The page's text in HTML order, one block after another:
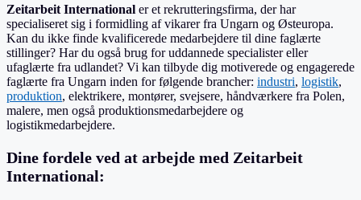
Zeitarbeit International er et rekrutteringsfirma, der har
specialiseret sig i formidling af vikarer fra Ungarn og Østeuropa.
Kan du ikke finde kvalificerede medarbejdere til dine faglærte
stillinger? Har du også brug for uddannede specialister eller
ufaglærte fra udlandet? Vi kan tilbyde dig motiverede og engagerede
faglærte fra Ungarn inden for følgende brancher: industri, logistik,
produktion, elektrikere, montører, svejsere, håndværkere fra Polen,
malere, men også produktionsmedarbejdere og
logistikmedarbejdere.
Dine fordele ved at arbejde med Zeitarbeit
International: